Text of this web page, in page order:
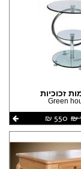
Green
550 ‏₪